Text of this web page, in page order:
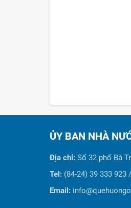
ỦY BAN NHÀ
Địa chỉ: Số 32 phố Bà
Tel: (84-24) 39 333 923
Email: